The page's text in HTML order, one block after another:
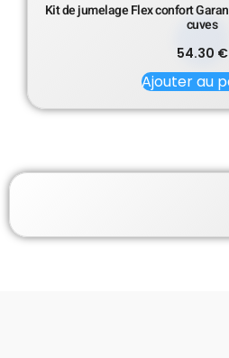
Kit de jumelage Flex confort
cuves
54.30 €
Ajouter au